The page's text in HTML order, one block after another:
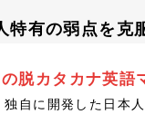
特有の弱点を克
の脱カタカナ英語
自に開発した日本